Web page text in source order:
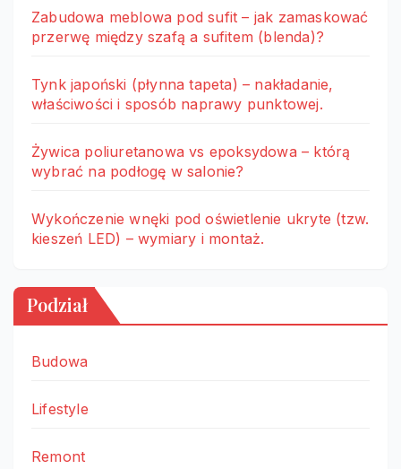
Zabudowa meblowa pod sufit – jak zamaskować
przerwę między szafą a sufitem (blenda)?
Tynk japoński (płynna tapeta) – nakładanie,
właściwości i sposób naprawy punktowej.
Żywica poliuretanowa vs epoksydowa – którą
wybrać na podłogę w salonie?
Wykończenie wnęki pod oświetlenie ukryte (tzw.
kieszeń LED) – wymiary i montaż.
Podział
Budowa
Lifestyle
Remont